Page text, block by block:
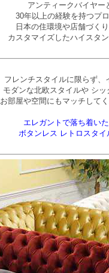
アンティークバイヤー
30年以上の経験を持つプ
日本の住環境や店舗づく
カスタマイズしたハイスタ
フレンチスタイルに限らず、
モダンな北欧スタイルや シッ
お部屋や空間にもマッチして
エレガントで落ち着い
ボタンレス レトロスタイ